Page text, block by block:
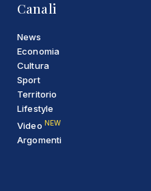
Canali
News
Economia
Cultura
Sport
Territorio
Lifestyle
Video NEW
Argomenti